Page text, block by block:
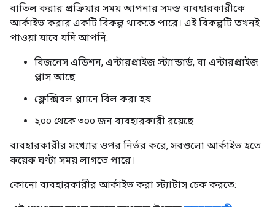
বাতিল করার প্রক্রিয়ার সময় আপনার সমস্ত ব্যবহারকারীকে
আর্কাইভ করার একটি বিকল্প থাকতে পারে। এই বিকল্পটি তখনই
পাওয়া যাবে যদি আপনি:
বিজনেস এডিশন, এন্টারপ্রাইজ স্ট্যান্ডার্ড, বা এন্টারপ্রাইজ
প্লাস আছে
ফ্লেক্সিবল প্ল্যানে বিল করা হয়
২০০ থেকে ৩০০ জন ব্যবহারকারী রয়েছে
ব্যবহারকারীর সংখ্যার ওপর নির্ভর করে, সবগুলো আর্কাইভ হতে
কয়েক ঘণ্টা সময় লাগতে পারে।
কোনো ব্যবহারকারীর আর্কাইভ করা স্ট্যাটাস চেক করতে: